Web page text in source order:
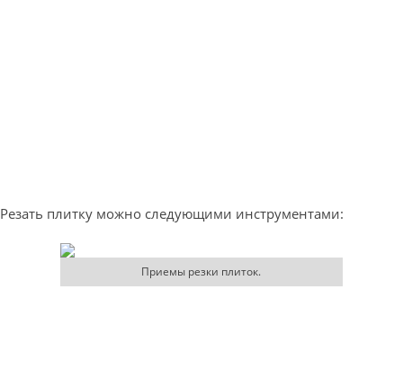
Резать плитку можно следующими инструментами:
Приемы резки плиток.